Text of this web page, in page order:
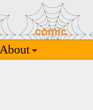
About